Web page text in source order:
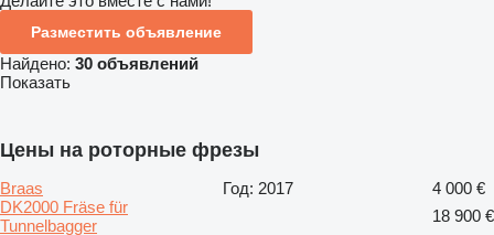
Разместить объявление
Найдено: 30 объявлений
Показать
Цены на роторные фрезы
Braas Год: 2017
4 000 €
DK2000 Fräse für
Tunnelbagger
18 900 €